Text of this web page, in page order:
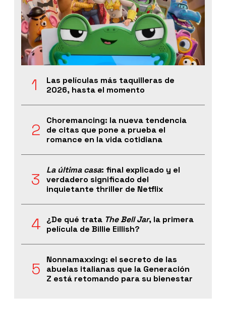
Las películas más taquilleras de
2026, hasta el momento
Choremancing: la nueva tendencia
de citas que pone a prueba el
romance en la vida cotidiana
La última casa: final explicado y el
verdadero significado del
inquietante thriller de Netflix
¿De qué trata The Bell Jar, la primera
película de Billie Eillish?
Nonnamaxxing: el secreto de las
abuelas italianas que la Generación
Z está retomando para su bienestar